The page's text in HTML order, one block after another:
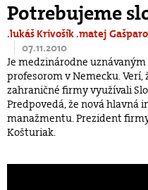
Potrebujeme
.lukáš Krivošík.matej
07.11.2010
Je medzinárodne
profesorom v Nemecku. Verí,
zahraničné firmy využívali
Predpovedá, že nová hlavná
manažmentu. Prezident
Košturiak.